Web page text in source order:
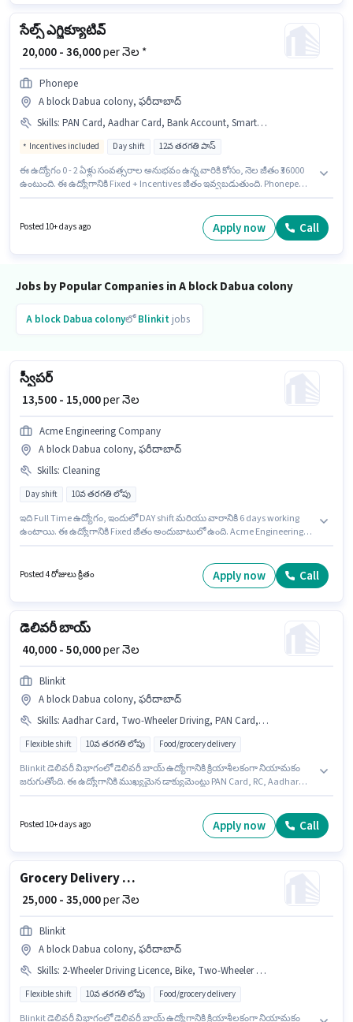
సేల్స్ ఎగ్జిక్యూటివ్
₹ 20,000 - 36,000per నెల *
Phonepe
A block Dabua colony, ఫరీదాబాద్
Skills: PAN Card, Aadhar Card, Bank Account, Smartphone, Bike
Incentives included Day shift 12వ తరగతి పాస్
ఈ ఉద్యోగం 0 - 2 ఏళ్లు సంవత్సరాల అనుభవం ఉన్న వారికి కోసం, నెల జీతం ₹36000
ఉంటుంది. ఈ ఉద్యోగానికి Fixed + Incentives జీతం ఇవ్వబడుతుంది. Phonepe
Smartphone ఉండాలి. ఇది Full Time ఉద్యోగం, ఇందులో DAY shift మరియు
వారానికి 6 days working ఉంటాయి. ఈ ఉద్యోగానికి ముఖ్యమైన డాక్యుమెంట్లు PAN
Posted 10+ days ago Apply now Call
Jobs by Popular Companies in A block Dabua colony
A block Dabua colonyలోBlinkit jobs
స్వీపర్
₹ 13,500 - 15,000per నెల
Acme Engineering Company
A block Dabua colony, ఫరీదాబాద్
Skills: Cleaning
Day shift 10వ తరగతి లోపు
ఇది Full Time ఉద్యోగం, ఇందులో DAY shift మరియు వారానికి 6 days working
ఉంటాయి. ఈ ఉద్యోగానికి Fixed జీతం అందుబాటులో ఉంది. Acme Engineering
ఉంది. ఈ ఉద్యోగం 0 - 1 ఏళ్లు సంవత్సరాల అనుభవం ఉన్న వారికి కోసం అనుకూలంగా
ఉంటుంది. మీరు నెలకు ₹15000 వరకు సంపాదించవచ్చు.
Posted 4 రోజులు క్రితం Apply now Call
డెలివరీ బాయ్
₹ 40,000 - 50,000per నెల
Blinkit
A block Dabua colony, ఫరీదాబాద్
Skills: Aadhar Card, Two-Wheeler Driving, PAN Card, RC, Smartphone, Bike, Bank Account, Cycle
Flexible shift 10వ తరగతి లోపు Food/grocery delivery
Blinkit డెలివరీ విభాగంలో డెలివరీ బాయ్ ఉద్యోగానికి క్రియాశీలకంగా నియామకం
జరుగుతోంది. ఈ ఉద్యోగానికి ముఖ్యమైన డాక్యుమెంట్లు PAN Card, RC, Aadhar
చేయాలనుకునే అభ్యర్థి వద్ద Bike, Smartphone, Cycle ఉండాలి. ఈ ఉద్యోగం A
block Dabua colony, ఫరీదాబాద్ లో ఉంది. ఈ ఉద్యోగానికి అభ్యర్థి వద్ద Two-
Posted 10+ days ago Apply now Call
Grocery Delivery Boy
₹ 25,000 - 35,000per నెల
Blinkit
A block Dabua colony, ఫరీదాబాద్
Skills: 2-Wheeler Driving Licence, Bike, Two-Wheeler Driving, Bank Account, PAN Card, Aadhar Card
Flexible shift 10వ తరగతి లోపు Food/grocery delivery
Blinkit డెలివరీ విభాగంలో డెలివరీ బాయ్ ఉద్యోగానికి క్రియాశీలకంగా నియామకం